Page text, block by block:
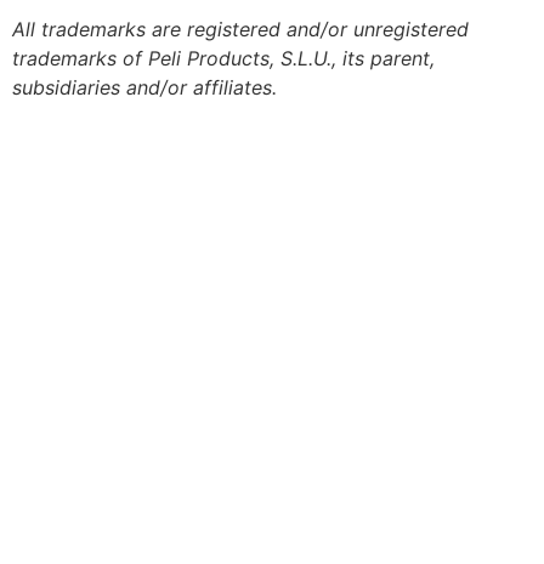
All trademarks are registered and/or unregistered
trademarks of Peli Products, S.L.U., its parent,
subsidiaries and/or affiliates.